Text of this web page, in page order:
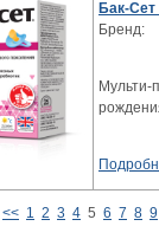
Бак-
Бренд:
Мульти-
<< 1 2 3 4 5 6 7 8 9